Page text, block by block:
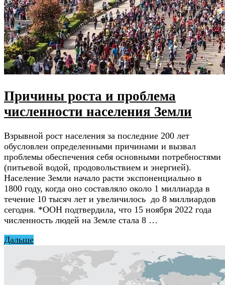
Причины роста и проблема
численности населения Земли
Взрывной рост населения за последние 200 лет
обусловлен определенными причинами и вызвал
проблемы обеспечения себя основными потребностями
(питьевой водой, продовольствием и энергией).
Население Земли начало расти экспоненциально в
1800 году, когда оно составляло около 1 миллиарда в
течение 10 тысяч лет и увеличилось до 8 миллиардов
сегодня. *ООН подтвердила, что 15 ноября 2022 года
численность людей на Земле стала 8 …
Дальше